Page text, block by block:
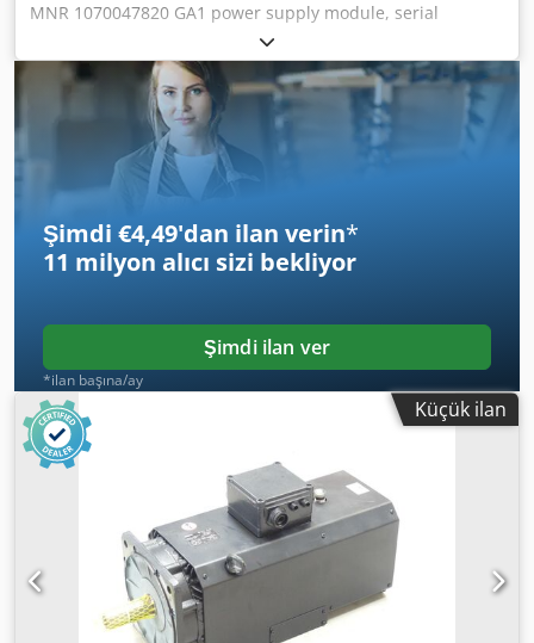
MNR 1070047820 GA1 power supply module, serial
number: 366224, professionally completely overhauled
and tested with 12-month warranty, 100% functional,
scope of delivery as per photos. The agreed sales
discounts do not apply to this item. Please request the
price separately. Dkedpsx Eqyrefx Af Tsr
Şimdi €4,49'dan ilan verin*
11 milyon alıcı sizi bekliyor
Şimdi ilan ver
*ilan başına/ay
Küçük ilan